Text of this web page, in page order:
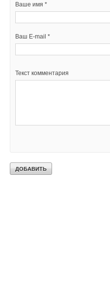
Ваше имя *
Ваш E-mail *
Текст комментария